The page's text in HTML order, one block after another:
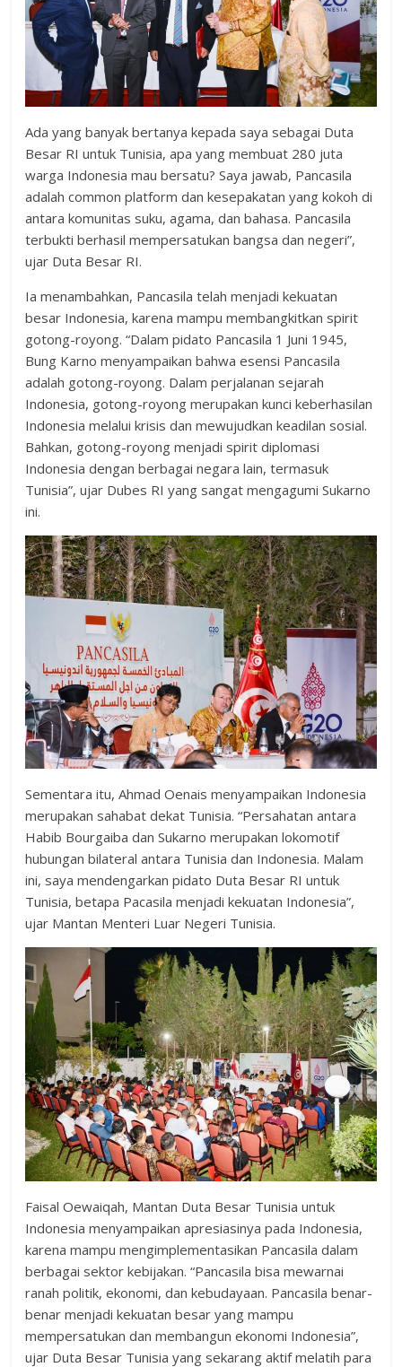
Ada yang banyak bertanya kepada saya sebagai Duta
Besar RI untuk Tunisia, apa yang membuat 280 juta
warga Indonesia mau bersatu? Saya jawab, Pancasila
adalah common platform dan kesepakatan yang kokoh di
antara komunitas suku, agama, dan bahasa. Pancasila
terbukti berhasil mempersatukan bangsa dan negeri”,
ujar Duta Besar RI.
Ia menambahkan, Pancasila telah menjadi kekuatan
besar Indonesia, karena mampu membangkitkan spirit
gotong-royong. “Dalam pidato Pancasila 1 Juni 1945,
Bung Karno menyampaikan bahwa esensi Pancasila
adalah gotong-royong. Dalam perjalanan sejarah
Indonesia, gotong-royong merupakan kunci keberhasilan
Indonesia melalui krisis dan mewujudkan keadilan sosial.
Bahkan, gotong-royong menjadi spirit diplomasi
Indonesia dengan berbagai negara lain, termasuk
Tunisia”, ujar Dubes RI yang sangat mengagumi Sukarno
ini.
Sementara itu, Ahmad Oenais menyampaikan Indonesia
merupakan sahabat dekat Tunisia. “Persahatan antara
Habib Bourgaiba dan Sukarno merupakan lokomotif
hubungan bilateral antara Tunisia dan Indonesia. Malam
ini, saya mendengarkan pidato Duta Besar RI untuk
Tunisia, betapa Pacasila menjadi kekuatan Indonesia”,
ujar Mantan Menteri Luar Negeri Tunisia.
Faisal Oewaiqah, Mantan Duta Besar Tunisia untuk
Indonesia menyampaikan apresiasinya pada Indonesia,
karena mampu mengimplementasikan Pancasila dalam
berbagai sektor kebijakan. “Pancasila bisa mewarnai
ranah politik, ekonomi, dan kebudayaan. Pancasila benar-
benar menjadi kekuatan besar yang mampu
mempersatukan dan membangun ekonomi Indonesia”,
ujar Duta Besar Tunisia yang sekarang aktif melatih para